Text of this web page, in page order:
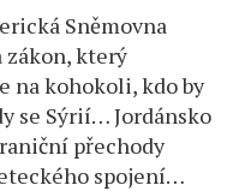
Sněmovna
zákon, který
na kohokoli, kdo by
se Sýrií… Jordánsko
přechody
spojení…